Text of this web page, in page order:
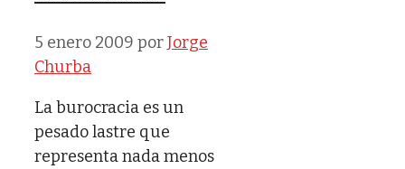
5 enero 2009 porJorge
Churba
La burocracia es un
pesado lastre que
representa nada menos